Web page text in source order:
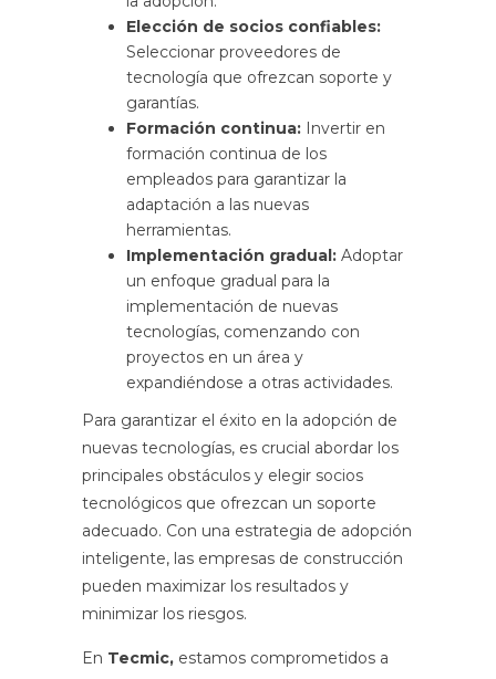
Elección de socios confiables:
Seleccionar proveedores de
tecnología que ofrezcan soporte y
garantías.
Formación continua: Invertir en
formación continua de los
empleados para garantizar la
adaptación a las nuevas
herramientas.
Implementación gradual: Adoptar
un enfoque gradual para la
implementación de nuevas
tecnologías, comenzando con
proyectos en un área y
expandiéndose a otras actividades.
Para garantizar el éxito en la adopción de
nuevas tecnologías, es crucial abordar los
principales obstáculos y elegir socios
tecnológicos que ofrezcan un soporte
adecuado. Con una estrategia de adopción
inteligente, las empresas de construcción
pueden maximizar los resultados y
minimizar los riesgos.
En Tecmic, estamos comprometidos a